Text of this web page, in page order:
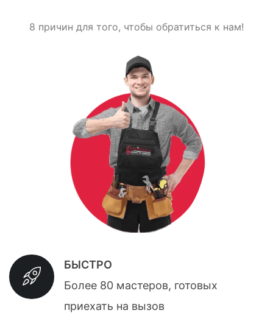
8 причин для того, чтобы обратиться к нам!
БЫСТРО
Более 80 мастеров, готовых
приехать на вызов